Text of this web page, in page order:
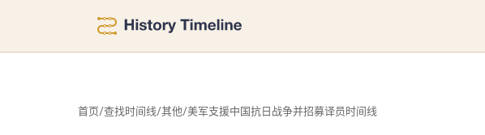
首页/查找时间线/其他/美军支援中国抗日战争并招募译员时间线